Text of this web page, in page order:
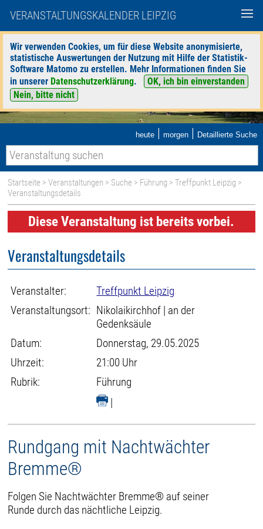
VERANSTALTUNGSKALENDER LEIPZIG
Wir verwenden Cookies, um für diese Website anonymisierte,
statistische Auswertungen der Nutzung mit Hilfe der Statistik-
Software Matomo zu erstellen. Mehr Informationen finden Sie
in unserer Datenschutzerklärung.
OK, ich bin einverstanden
Nein, bitte nicht
heute | morgen | Detaillierte Suche
Startseite >Veranstaltungen > Suche > Führung >Treffpunkt Leipzig >
Veranstaltungsdetails
Diese Veranstaltung ist bereits vorbei.
Veranstaltungsdetails
Veranstalter:
Treffpunkt Leipzig
Veranstaltungsort: Nikolaikirchhof | an der
Gedenksäule
Datum:
Donnerstag, 29.05.2025
Uhrzeit:
21:00 Uhr
Rubrik:
Führung
|
Rundgang mit Nachtwächter
Bremme®
Folgen Sie Nachtwächter Bremme® auf seiner
Runde durch das nächtliche Leipzig.